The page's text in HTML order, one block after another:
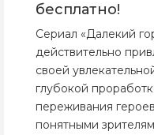
бесплатно!
Сериал «Далекий
действительно
своей
глубокой
переживания
понятными